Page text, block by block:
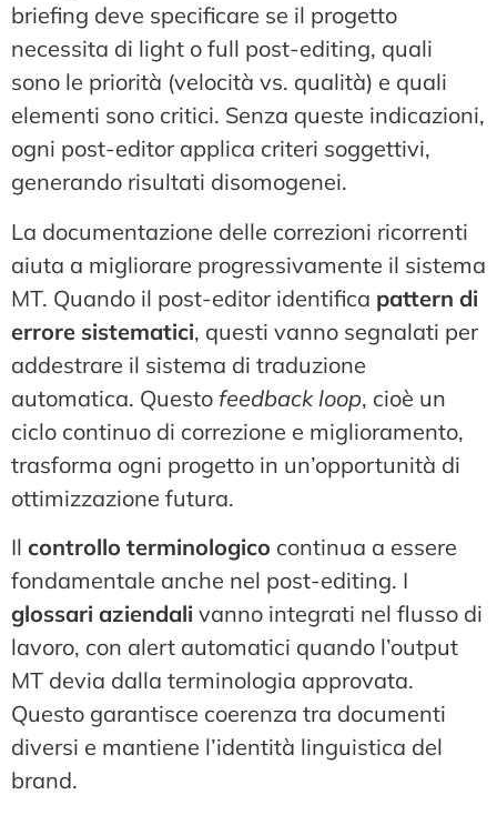
briefing deve specificare se il progetto
necessita di light o full post-editing, quali
sono le priorità (velocità vs. qualità) e quali
elementi sono critici. Senza queste indicazioni,
ogni post-editor applica criteri soggettivi,
generando risultati disomogenei.
La documentazione delle correzioni ricorrenti
aiuta a migliorare progressivamente il sistema
MT. Quando il post-editor identifica pattern di
errore sistematici, questi vanno segnalati per
addestrare il sistema di traduzione
automatica. Questo feedback loop, cioè un
ciclo continuo di correzione e miglioramento,
trasforma ogni progetto in un’opportunità di
ottimizzazione futura.
Il controllo terminologico continua a essere
fondamentale anche nel post-editing. I
glossari aziendali vanno integrati nel flusso di
lavoro, con alert automatici quando l’output
MT devia dalla terminologia approvata.
Questo garantisce coerenza tra documenti
diversi e mantiene l’identità linguistica del
brand.